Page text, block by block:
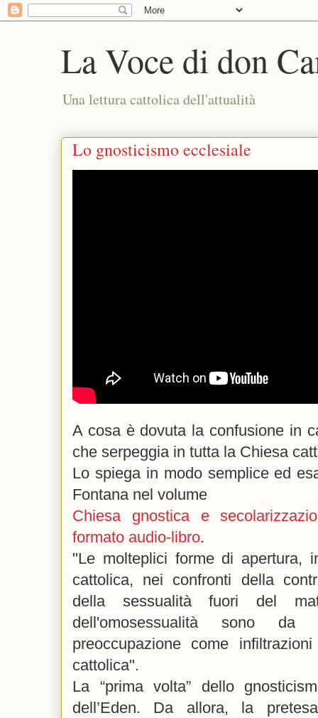
La Voce di don
Una lettura cattolica dell'attualità
Lo gnosticismo ecclesiale
A cosa è dovuta la confusione in
che serpeggia in tutta la Chiesa
Lo spiega in modo semplice ed
Fontana nel volume
Chiesa gnostica e
formato audio-libro.
"Le molteplici forme di apertura,
cattolica, nei confronti della
della sessualità fuori del
dell'omosessualità sono
preoccupazione come
cattolica".
La “prima volta” dello
dell’Eden. Da allora, la